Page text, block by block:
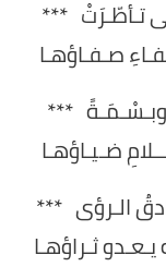
تـأطّـرَتْ ***
صـفـاؤهـا
وبـسْـمَـةً ***
ضـيـاؤهـا
الـرؤى ***
يـعـدو ثـراؤهـا